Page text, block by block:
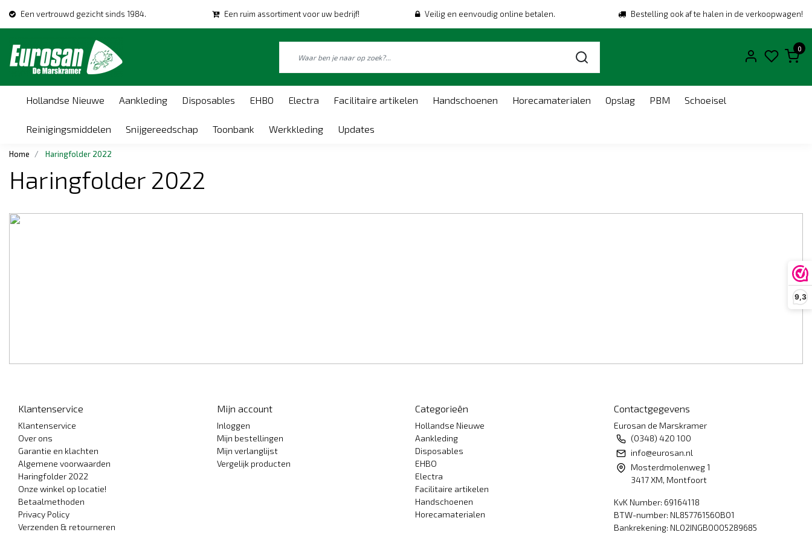
9,3
Een vertrouwd gezicht sinds 1984. Een ruim assortiment voor uw bedrijf! Veilig en eenvoudig online betalen. Bestelling ook af te halen in de verkoopwagen!
0
Hollandse Nieuwe Aankleding Disposables EHBO Electra Facilitaire artikelen Handschoenen Horecamaterialen Opslag PBM Schoeisel
Reinigingsmiddelen Snijgereedschap Toonbank Werkkleding Updates
Home Haringfolder 2022
Haringfolder 2022
Klantenservice
Klantenservice
Over ons
Garantie en klachten
Algemene voorwaarden
Haringfolder 2022
Onze winkel op locatie!
Betaalmethoden
Privacy Policy
Verzenden & retourneren
Mijn account
Inloggen
Mijn bestellingen
Mijn verlanglijst
Vergelijk producten
Categorieën
Hollandse Nieuwe
Aankleding
Disposables
EHBO
Electra
Facilitaire artikelen
Handschoenen
Horecamaterialen
Contactgegevens
Eurosan de Marskramer
(0348) 420 100
info@eurosan.nl
Mosterdmolenweg 1
3417 XM, Montfoort
KvK Number: 69164118
BTW-number: NL857761560B01
Bankrekening: NL02INGB0005289685